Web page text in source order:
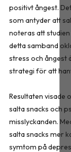
positivt ångest.
som antyder att
noteras att
detta samband
stress och ångest
strategi för att
Resultaten visade
salta snacks och
misslyckanden.
salta snacks mer
symtom på